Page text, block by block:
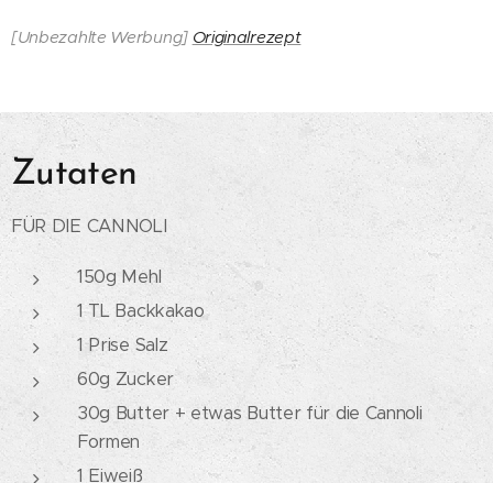
[Unbezahlte Werbung] Originalrezept
Zutaten
FÜR DIE CANNOLI
150g Mehl
1 TL Backkakao
1 Prise Salz
60g Zucker
30g Butter + etwas Butter für die Cannoli
Formen
1 Eiweiß